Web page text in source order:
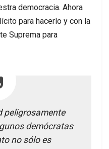
democracia. Ahora
para hacerlo y con la
Suprema para
peligrosamente
demócratas
no sólo es